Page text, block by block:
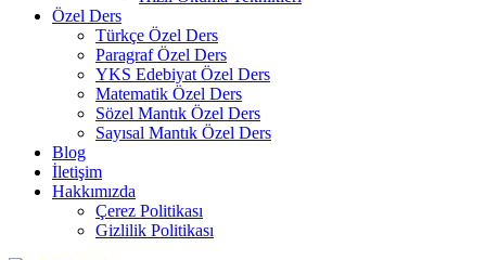
Özel Ders
Türkçe Özel Ders
Paragraf Özel Ders
YKS Edebiyat Özel Ders
Matematik Özel Ders
Sözel Mantık Özel Ders
Sayısal Mantık Özel Ders
Blog
İletişim
Hakkımızda
Çerez Politikası
Gizlilik Politikası